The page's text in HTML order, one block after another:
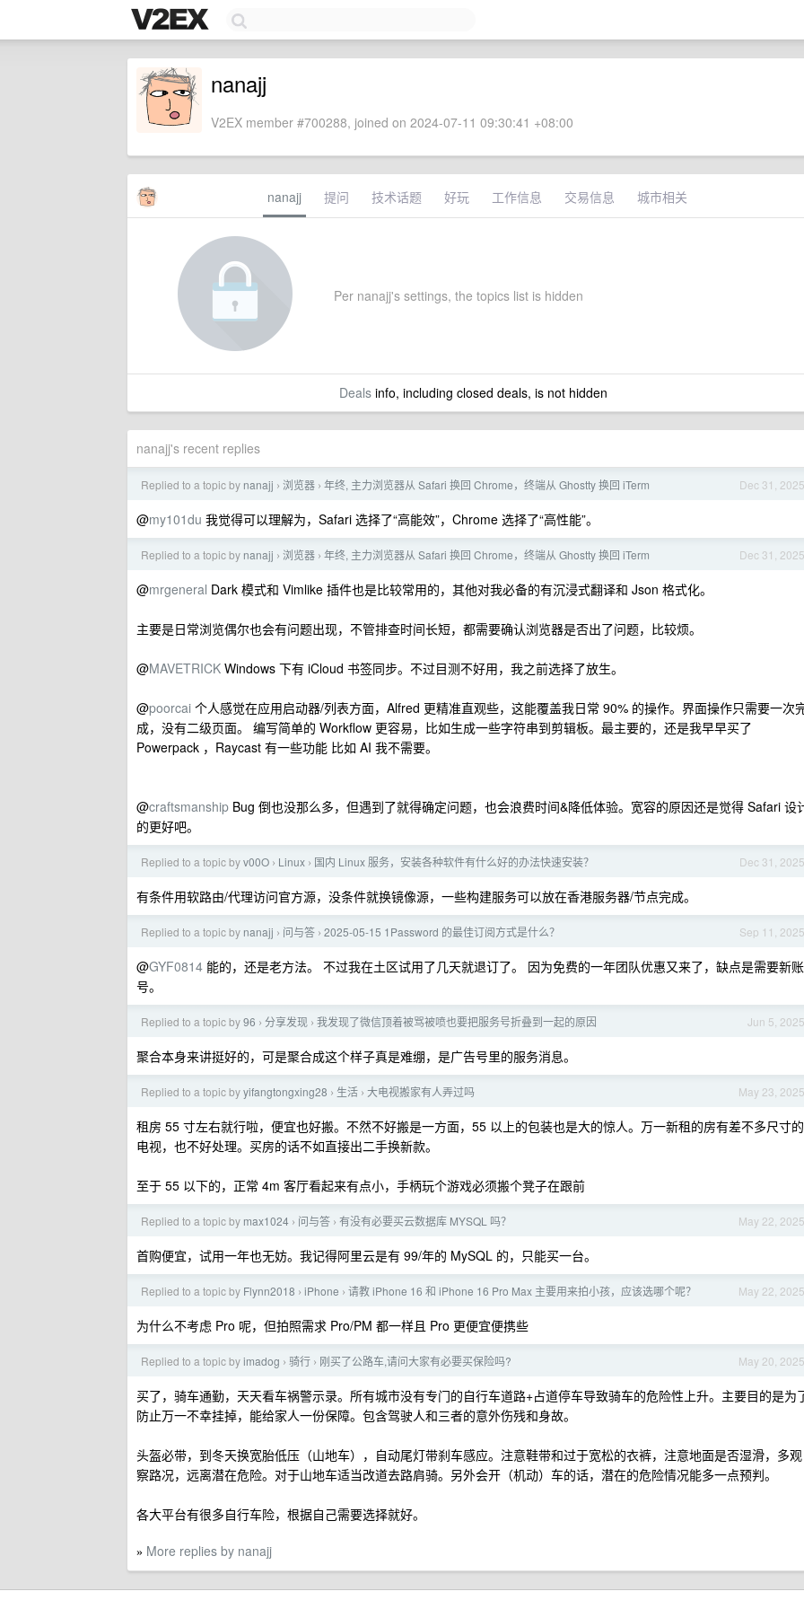
nanajj
V2EX member #700288, joined on 2024-07-11 09:30:41 +08:00
nanajj 提问 技术话题 好玩 工作信息 交易信息 城市相关
Per nanajj's settings, the topics list is hidden
Dealsinfo, including closed deals, is not hidden
nanajj's recent replies
Dec 31, 2025
Replied to a topic by nanajj › 浏览器 › 年终, 主力浏览器从 Safari 换回 Chrome，终端从 Ghostty 换回 iTerm
@my101du 我觉得可以理解为，Safari 选择了“高能效”，Chrome 选择了“高性能”。
Dec 31, 2025
Replied to a topic by nanajj › 浏览器 › 年终, 主力浏览器从 Safari 换回 Chrome，终端从 Ghostty 换回 iTerm
@mrgeneral Dark 模式和 Vimlike 插件也是比较常用的，其他对我必备的有沉浸式翻译和 Json 格式化。
主要是日常浏览偶尔也会有问题出现，不管排查时间长短，都需要确认浏览器是否出了问题，比较烦。
@MAVETRICK Windows 下有 iCloud 书签同步。不过目测不好用，我之前选择了放生。
@poorcai 个人感觉在应用启动器/列表方面，Alfred 更精准直观些，这能覆盖我日常 90% 的操作。界面操作只需要一次
成，没有二级页面。 编写简单的 Workflow 更容易，比如生成一些字符串到剪辑板。最主要的，还是我早早买了
Powerpack ，Raycast 有一些功能 比如 AI 我不需要。
@craftsmanship Bug 倒也没那么多，但遇到了就得确定问题，也会浪费时间&降低体验。宽容的原因还是觉得 Safari 设
的更好吧。
Dec 31, 2025
Replied to a topic byv00O › Linux › 国内 Linux 服务，安装各种软件有什么好的办法快速安装？
有条件用软路由/代理访问官方源，没条件就换镜像源，一些构建服务可以放在香港服务器/节点完成。
Sep 11, 2025
Replied to a topic by nanajj › 问与答 › 2025-05-15 1Password 的最佳订阅方式是什么？
@GYF0814 能的，还是老方法。 不过我在土区试用了几天就退订了。 因为免费的一年团队优惠又来了，缺点是需要新账
号。
Jun 5, 2025
Replied to a topic by96 › 分享发现 › 我发现了微信顶着被骂被喷也要把服务号折叠到一起的原因
聚合本身来讲挺好的，可是聚合成这个样子真是难绷，是广告号里的服务消息。
May 23, 2025
Replied to a topic byyifangtongxing28 › 生活 › 大电视搬家有人弄过吗
租房 55 寸左右就行啦，便宜也好搬。不然不好搬是一方面，55 以上的包装也是大的惊人。万一新租的房有差不多尺寸的
电视，也不好处理。买房的话不如直接出二手换新款。
至于 55 以下的，正常 4m 客厅看起来有点小，手柄玩个游戏必须搬个凳子在跟前
May 22, 2025
Replied to a topic by max1024 › 问与答 › 有没有必要买云数据库 MYSQL 吗？
首购便宜，试用一年也无妨。我记得阿里云是有 99/年的 MySQL 的，只能买一台。
May 22, 2025
Replied to a topic by Flynn2018 › iPhone › 请教 iPhone 16 和 iPhone 16 Pro Max 主要用来拍小孩，应该选哪个呢？
为什么不考虑 Pro 呢，但拍照需求 Pro/PM 都一样且 Pro 更便宜便携些
May 20, 2025
Replied to a topic byimadog › 骑行 › 刚买了公路车,请问大家有必要买保险吗?
买了，骑车通勤，天天看车祸警示录。所有城市没有专门的自行车道路+占道停车导致骑车的危险性上升。主要目的是为
防止万一不幸挂掉，能给家人一份保障。包含驾驶人和三者的意外伤残和身故。
头盔必带，到冬天换宽胎低压（山地车），自动尾灯带刹车感应。注意鞋带和过于宽松的衣裤，注意地面是否湿滑，多观
察路况，远离潜在危险。对于山地车适当改道去路肩骑。另外会开（机动）车的话，潜在的危险情况能多一点预判。
各大平台有很多自行车险，根据自己需要选择就好。
» More replies by nanajj